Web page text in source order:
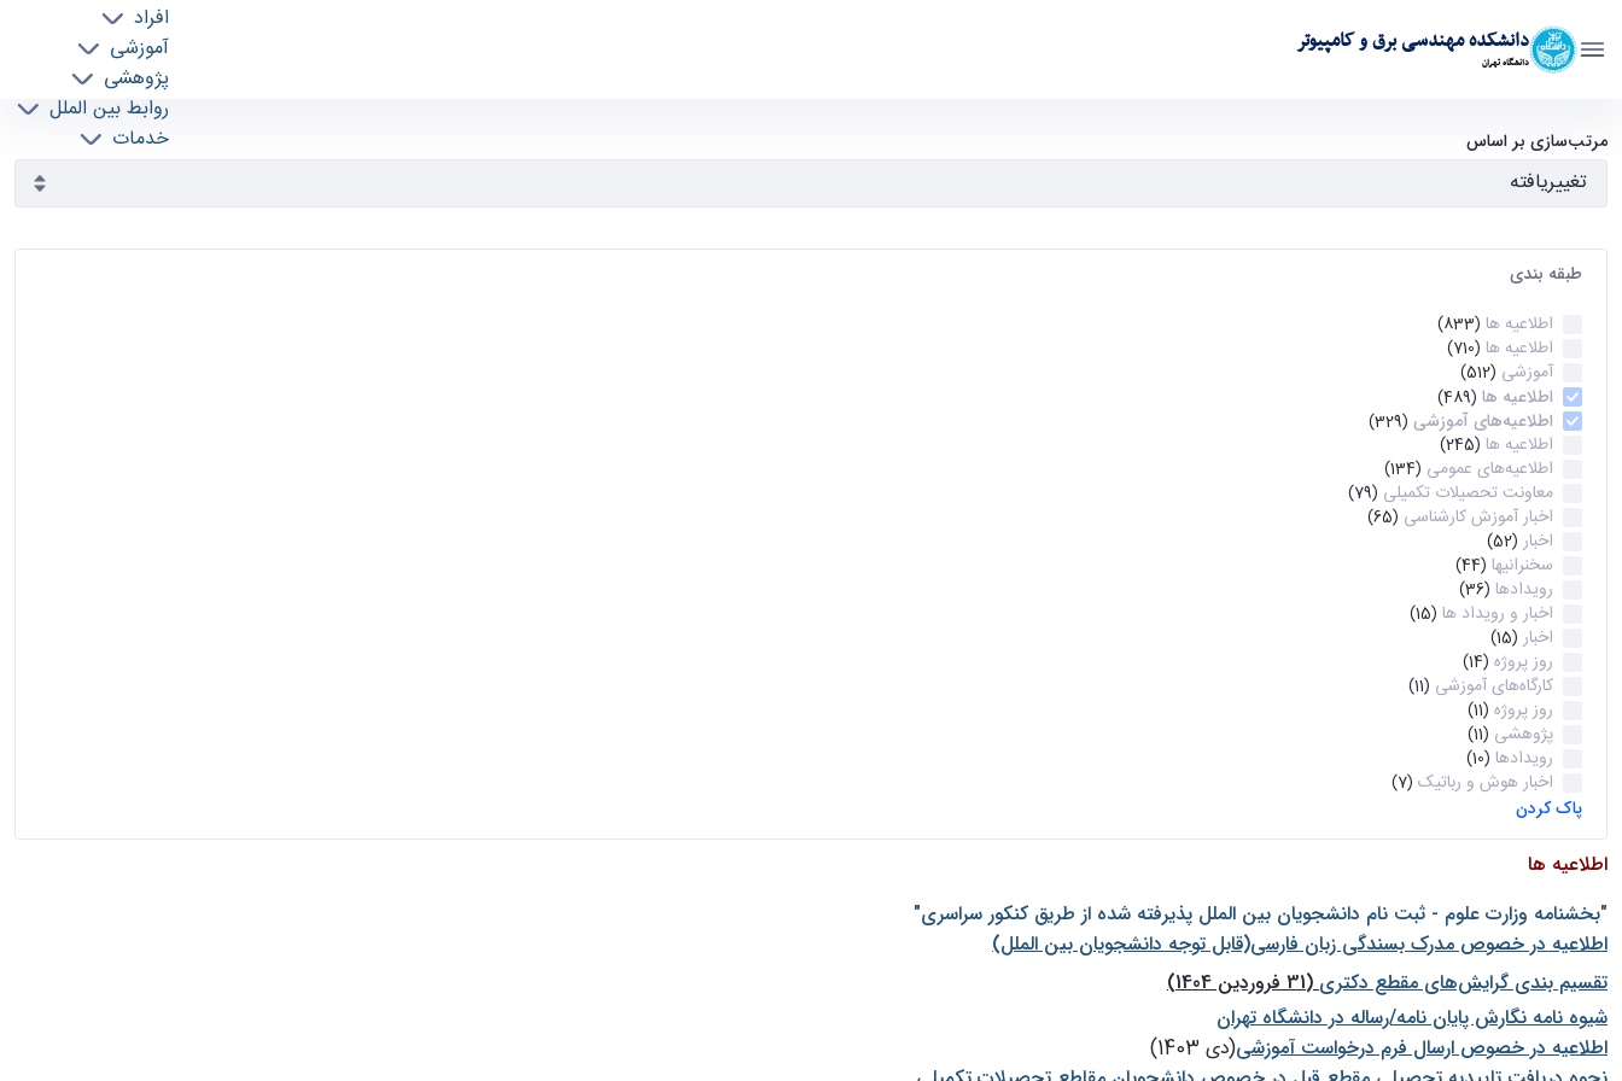
دانشکده مهندسی برق و کامپیوتر
دانشگاه تهران
افراد
آموزشی
پژوهشی
روابط بین الملل
خدمات
آرشیو اطلاعیه ها - ece- دانشکده مهندسی برق و کامپیوتر
مرتب‌سازی بر اساس
طبقه بندی
اطلاعیه ها (833)
اطلاعیه ها (710)
آموزشی (512)
اطلاعیه ها (489)
اطلاعیه‌های‌ آموزشی (329)
اطلاعیه ها (245)
اطلاعیه‌های عمومی (134)
معاونت تحصیلات تکمیلی (79)
اخبار آموزش کارشناسی (65)
اخبار (52)
سخنرانیها (44)
رویدادها (36)
اخبار و رویداد ها (15)
اخبار (15)
روز پروژه (14)
کارگاه‌های آموزشی (11)
روز پروژه (11)
پژوهشی (11)
رویدادها (10)
اخبار هوش و رباتیک (7)
پاک کردن
اطلاعیه ها
"بخشنامه وزارت علوم - ثبت نام دانشجويان بين الملل پذيرفته شده از طريق كنكور سراسری"
اطلاعیه در خصوص مدرک بسندگی زبان فارسی(قابل توجه دانشجویان بین الملل)
تقسیم بندی گرایش‌های مقطع دکتری(31 فروردین 1404)
شيوه نامه نگارش پايان نامه/رساله در دانشگاه تهران
اطلاعیه در خصوص ارسال فرم درخواست آموزشی(دی 1403)